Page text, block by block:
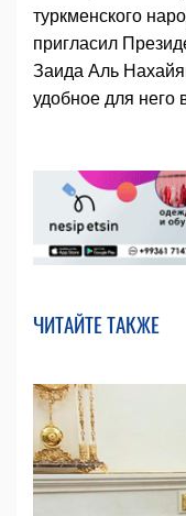
туркменского
пригласил
Заида Аль
удобное для него
ЧИТАЙТЕ ТАКЖЕ